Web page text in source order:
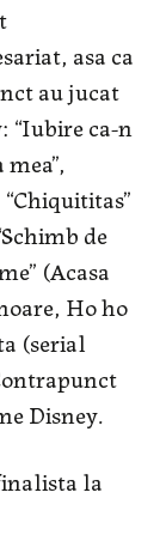
asa ca
au jucat
“Iubire ca-n
de
(Acasa
Ho ho
(serial
Disney.
la